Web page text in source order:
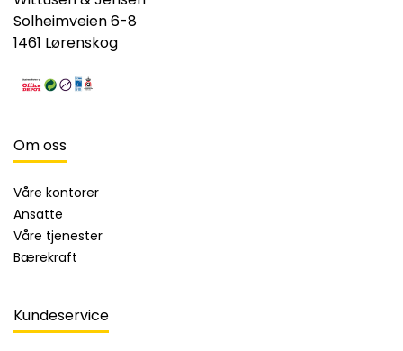
Solheimveien 6-8
1461 Lørenskog
Om oss
Våre kontorer
Ansatte
Våre tjenester
Bærekraft
Kundeservice